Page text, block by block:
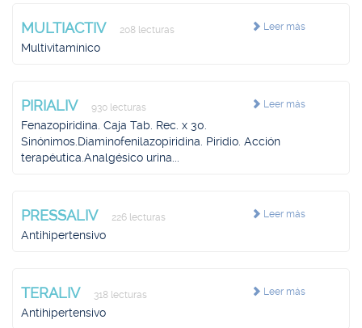
Leer más
MULTIACTIV 208 lecturas
Multivitamínico
Leer más
PIRIALIV 930 lecturas
Fenazopiridina. Caja Tab. Rec. x 30.
Sinónimos.Diaminofenilazopiridina. Piridio. Acción
terapéutica.Analgésico urina...
Leer más
PRESSALIV 226 lecturas
Antihipertensivo
Leer más
TERALIV 318 lecturas
Antihipertensivo